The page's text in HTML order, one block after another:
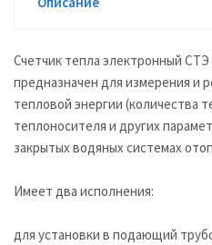
Счетчик тепла электронный
предназначен для измерения и
тепловой энергии (количества
теплоносителя и других
закрытых водяных системах
Имеет два исполнения:
для установки в подающий